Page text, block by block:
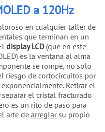
a 120Hz
en cualquier taller de
que terminan en un
display LCD(que en este
es la ventana al alma
se rompe, no solo
riesgo de cortocircuitos por
Retirar el
el cristal fracturado
es un rito de paso para
arte de arreglarsu propio